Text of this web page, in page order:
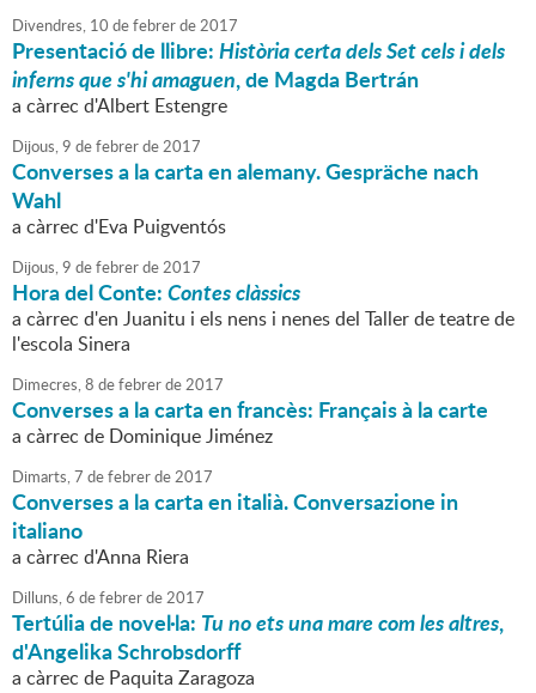
Divendres, 10 defebrerde2017
Presentació de llibre:Història certa dels Set cels i dels
inferns que s'hi amaguen, de Magda Bertrán
a càrrec d'Albert Estengre
Dijous,9 defebrerde2017
Converses a la carta en alemany. Gespräche nach
Wahl
a càrrec d'Eva Puigventós
Dijous,9 defebrerde2017
Hora del Conte:Contes clàssics
a càrrec d'en Juanitu i els nens i nenes del Taller de teatre de
l'escola Sinera
Dimecres,8 defebrerde2017
Converses a la carta en francès: Français à la carte
a càrrec de Dominique Jiménez
Dimarts,7 defebrerde2017
Converses a la carta en italià. Conversazione in
italiano
a càrrec d'Anna Riera
Dilluns,6 defebrerde2017
Tertúlia de novel·la: Tu no ets una mare com les altres,
d'Angelika Schrobsdorff
a càrrec de Paquita Zaragoza